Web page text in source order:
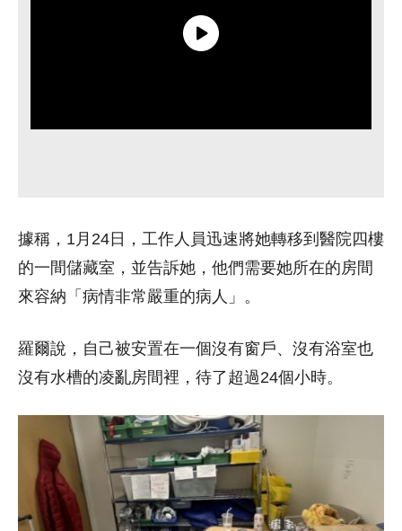
據稱，1月24日，工作人員迅速將她轉移到醫院四樓
的一間儲藏室，並告訴她，他們需要她所在的房間
來容納「病情非常嚴重的病人」。
羅爾說，自己被安置在一個沒有窗戶、沒有浴室也
沒有水槽的凌亂房間裡，待了超過24個小時。